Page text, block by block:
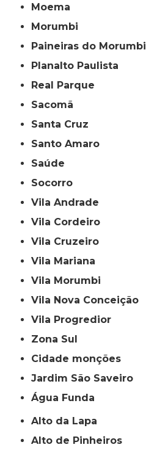
Moema
Morumbi
Paineiras do Morumbi
Planalto Paulista
Real Parque
Sacomã
Santa Cruz
Santo Amaro
Saúde
Socorro
Vila Andrade
Vila Cordeiro
Vila Cruzeiro
Vila Mariana
Vila Morumbi
Vila Nova Conceição
Vila Progredior
Zona Sul
cidade monções
jardim São Saveiro
Água Funda
Alto da Lapa
Alto de Pinheiros